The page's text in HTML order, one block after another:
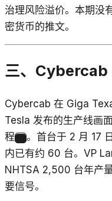
治理风险溢价。本期没
密货币的推文。
三、Cybercab
Cybercab 在 Giga
Tesla 发布的生产线画
程
。首台于 2 月 17
内已有约 60 台。VP
NHTSA 2,500 台年产
要信号。